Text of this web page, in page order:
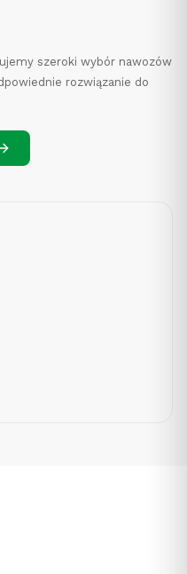
szeroki wybór nawozów
rozwiązanie do